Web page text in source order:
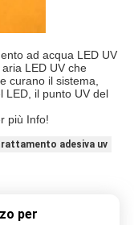
ad acqua LED UV
LED UV che
curano il sistema,
LED, il punto UV del
più Info!
adesiva uv
per